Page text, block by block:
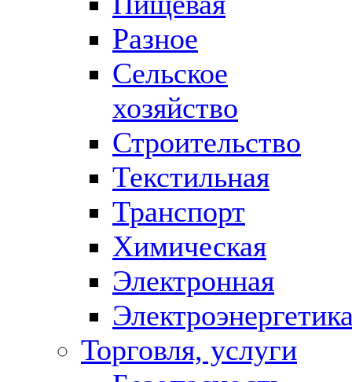
Разное
Сельское
хозяйство
Строительство
Текстильная
Транспорт
Химическая
Электронная
Торговля, услуги